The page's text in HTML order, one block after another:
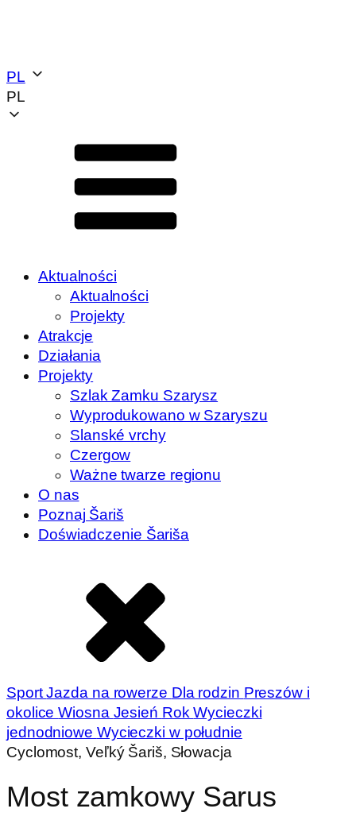
PL
PL
Aktualności
Aktualności
Projekty
Atrakcje
Działania
Projekty
Szlak Zamku Szarysz
Wyprodukowano w Szaryszu
Slanské vrchy
Czergow
Ważne twarze regionu
O nas
Poznaj Šariš
Doświadczenie Šariša
SportJazda na rowerze Dla rodzin Preszów i
okoliceWiosna Jesień RokWycieczki
jednodniowe Wycieczki w południe
Cyclomost, Veľký Šariš, Słowacja
Most zamkowy Sarus